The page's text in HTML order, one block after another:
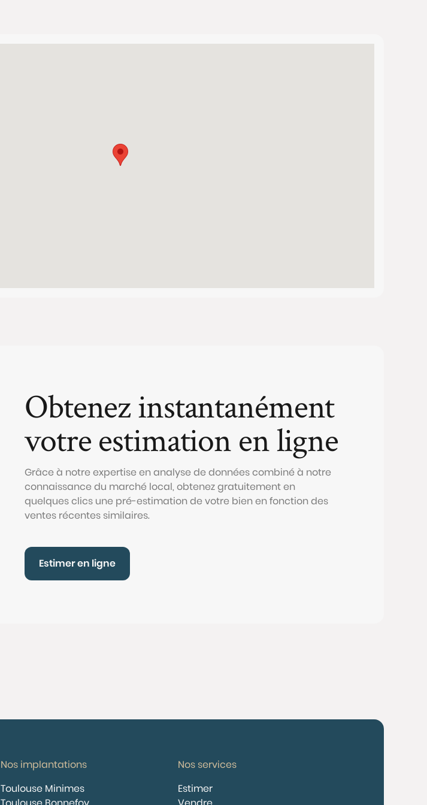
Obtenez instantanément
votre estimation en ligne
Grâce à notre expertise en analyse de données combiné à notre
connaissance du marché local, obtenez gratuitement en
quelques clics une pré-estimation de votre bien en fonction des
ventes récentes similaires.
Estimer en ligne
Nos implantations
Toulouse Minimes
Nos services
Estimer